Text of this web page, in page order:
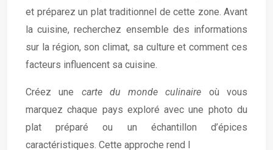
et préparez un plat traditionnel de cette zone. Avant
la cuisine, recherchez ensemble des informations
sur la région, son climat, sa culture et comment ces
facteurs influencent sa cuisine.
Créez une carte du monde culinaire où vous
marquez chaque pays exploré avec une photo du
plat préparé ou un échantillon d’épices
caractéristiques. Cette approche rend l